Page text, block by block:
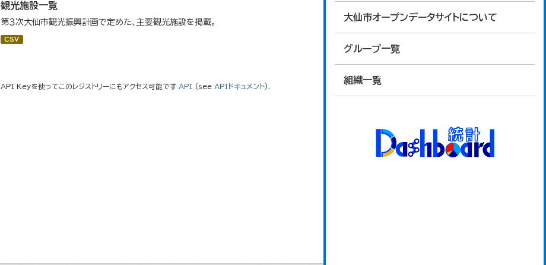
大仙市オープンデータサイトについて
グループ一覧
組織一覧
観光施設一覧
第３次大仙市観光振興計画で定めた、主要観光施設を掲載。
CSV
API Keyを使ってこのレジストリーにもアクセス可能です API (see APIドキュメント).